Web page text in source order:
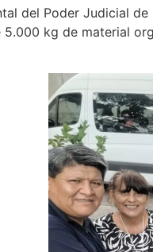
del Poder Judicial
5.000 kg de material